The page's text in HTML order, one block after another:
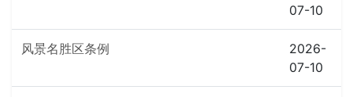
07-10
风景名胜区条例
2026-
07-10